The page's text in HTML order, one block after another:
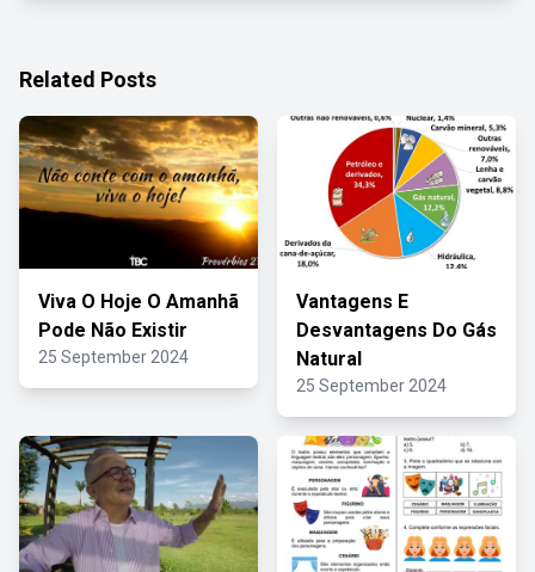
Related Posts
Viva O Hoje O Amanhã
Pode Não Existir
25 September 2024
Vantagens E
Desvantagens Do Gás
Natural
25 September 2024